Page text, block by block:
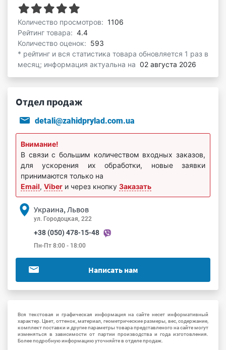
Количество просмотров: 1106
Рейтинг товара: 4.4
Количество оценок: 593
* рейтинг и вся статистика товара обновляется 1 раз в
месяц; информация актуальна на 02 августа 2026
Отдел продаж
detali@zahidprylad.com.ua
Внимание!
В связи с большим количеством входных заказов,
для ускорения их обработки, новые заявки
принимаются только на
Email, Viber и через кнопку Заказать
Украина, Львов
ул. Городоцкая, 222
+38 (050) 478-15-48
Пн-Пт 8:00 - 18:00
Написать нам
Вся текстовая и графическая информация на сайте несет информативный
характер. Цвет, оттенок, материал, геометрические размеры, вес, содержание,
комплект поставки и другие параметры товара представленого на сайте могут
изменяться в зависимости от партии производства и года изготовления.
Более подробную информацию уточняйте в отделе продаж.